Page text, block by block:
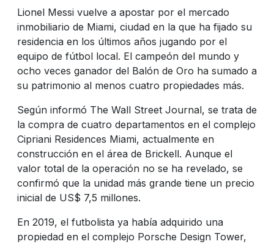
Lionel Messi vuelve a apostar por el mercado
inmobiliario de Miami, ciudad en la que ha fijado su
residencia en los últimos años jugando por el
equipo de fútbol local. El campeón del mundo y
ocho veces ganador del Balón de Oro ha sumado a
su patrimonio al menos cuatro propiedades más.
Según informó The Wall Street Journal, se trata de
la compra de cuatro departamentos en el complejo
Cipriani Residences Miami, actualmente en
construcción en el área de Brickell. Aunque el
valor total de la operación no se ha revelado, se
confirmó que la unidad más grande tiene un precio
inicial de US$ 7,5 millones.
En 2019, el futbolista ya había adquirido una
propiedad en el complejo Porsche Design Tower,